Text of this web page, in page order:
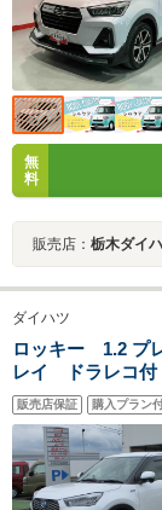
無
料
販売店： 栃木ダイ
ダイハツ
ロッキー 1.2 プ
レイ ドラレコ
販売店保証 購入プラン